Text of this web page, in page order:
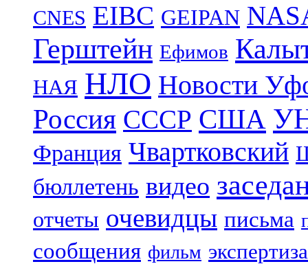
CNES EIBC GEIPAN
Герштейн Ефимов
НАЯ НЛО Новости
Россия СССР США
Франция Чвартковский
бюллетень видео
отчеты очевидцы письма
сообщения фильм экспертиза